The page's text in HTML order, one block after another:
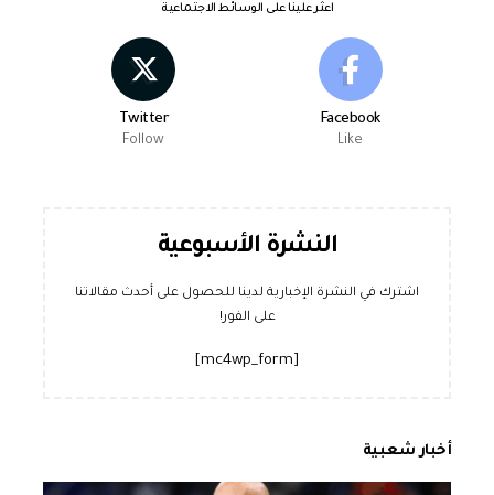
اعثر علينا على الوسائط الاجتماعية
Facebook
Like
Twitter
Follow
النشرة الأسبوعية
اشترك في النشرة الإخبارية لدينا للحصول على أحدث مقالاتنا
على الفور!
أخبار شعبية